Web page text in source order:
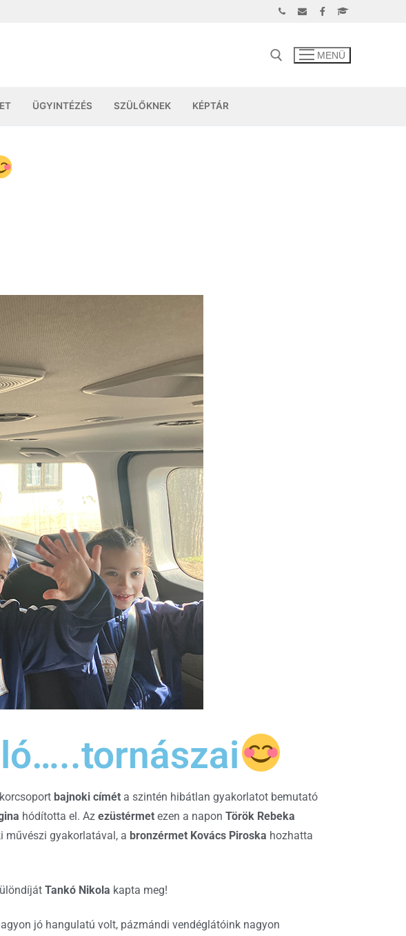
MENÜ
ÜGYINTÉZÉS SZÜLŐKNEK KÉPTÁR
bajnoki címét a szintén hibátlan gyakorlatot bemutató
hódította el. Az ezüstérmet ezen a napon Török Rebeka
művészi gyakorlatával, a bronzérmet Kovács Piroska hozhatta
Tankó Nikola kapta meg!
jó hangulatú volt, pázmándi vendéglátóink nagyon